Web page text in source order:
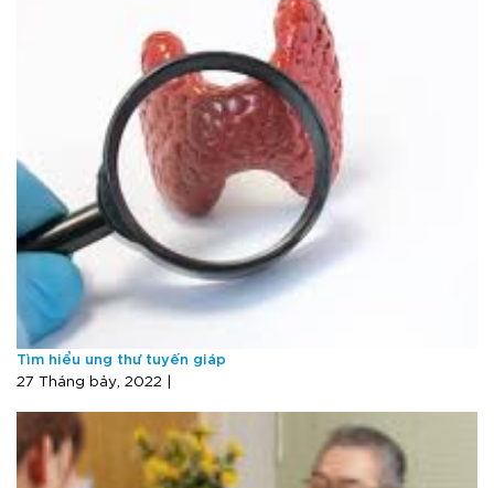
Tìm hiểu ung thư tuyến giáp
27 Tháng bảy, 2022 |